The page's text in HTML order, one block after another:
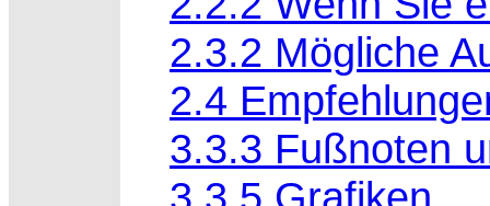
2.3.2 Mögliche
2.4
3.3.3 Fußnoten